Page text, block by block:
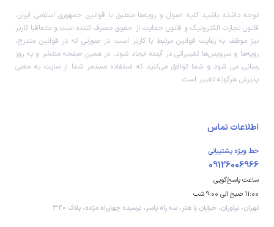
توجه داشته باشید کلیه اصول و رویه‏‌ها منطبق با قوانین جمهوری اسلامی ایران،
قانون تجارت الکترونیک و قانون حمایت از حقوق مصرف کننده است و متعاقبا کاربر
نیز موظف به رعایت قوانین مرتبط با کاربر است. در صورتی که در قوانین مندرج،
رویه‏‌ها و سرویس‏‌ها تغییراتی در آینده ایجاد شود، در همین صفحه منتشر و به روز
رسانی می شود و شما توافق می‏‌کنید که استفاده مستمر شما از سایت به معنی
پذیرش هرگونه تغییر است.
اطلاعات تماس
خط ویژه پشتیبانی
09126006966
ساعت پاسخ‌گویی
11:00 صبح الی 9:00 شب
تهران، نیاوران، خیابان با هنر، سه راه یاسر، نرسیده چهارراه مژده، پلاک 320